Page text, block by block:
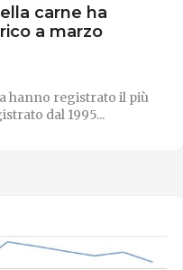
carne ha
a marzo
hanno registrato il più
dal 1995...